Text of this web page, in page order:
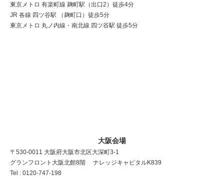
東京メトロ 有楽町線 麹町駅（出口2）徒歩4分
JR 各線 四ツ谷駅 （麹町口）徒歩5分
東京メトロ 丸ノ内線・南北線 四ツ谷駅 徒歩5分
大阪会場
〒530-0011 大阪府大阪市北区大深町3-1
グランフロント大阪北館8階 ナレッジキャピタルK839
Tel : 0120-747-198